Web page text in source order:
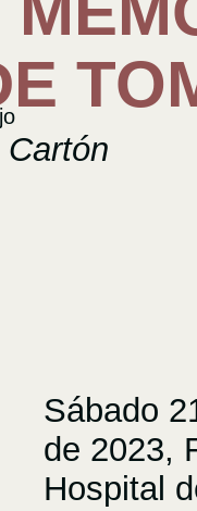
Sábado
de 2023,
Hospital